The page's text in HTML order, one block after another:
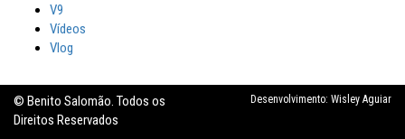
V9
Vídeos
Vlog
© Benito Salomão. Todos os
Direitos Reservados
Desenvolvimento: Wisley Aguiar